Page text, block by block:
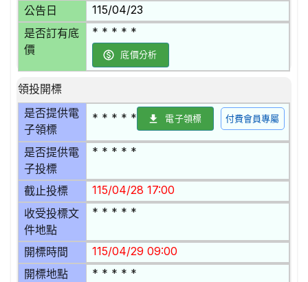
公告日 115/04/23
是否訂有底
價
* * * * *
底價分析
領投開標
是否提供電
子領標
* * * * * 電子領標 付費會員專屬
是否提供電
子投標
* * * * *
截止投標 115/04/28 17:00
收受投標文
件地點
* * * * *
開標時間 115/04/29 09:00
開標地點 * * * * *